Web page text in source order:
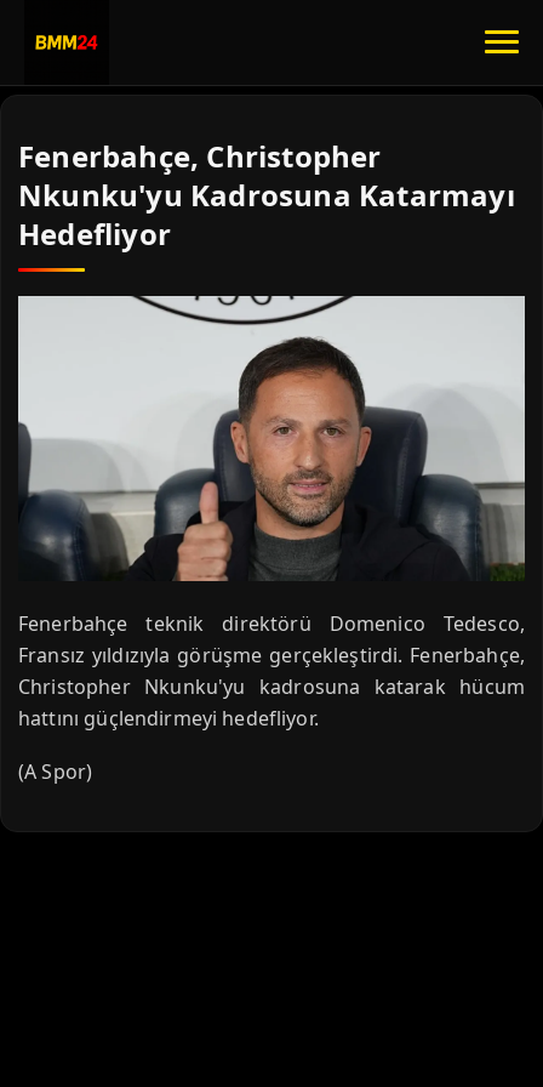
Fenerbahçe, Christopher
Nkunku'yu Kadrosuna Katarmayı
Hedefliyor
Fenerbahçe teknik direktörü Domenico Tedesco,
Fransız yıldızıyla görüşme gerçekleştirdi. Fenerbahçe,
Christopher Nkunku'yu kadrosuna katarak hücum
hattını güçlendirmeyi hedefliyor.
(A Spor)